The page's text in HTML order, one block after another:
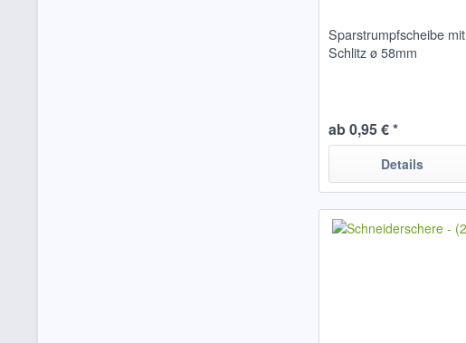
Sparstrumpfscheibe mit
Schlitz ø 58mm
ab 0,95 € *
Details